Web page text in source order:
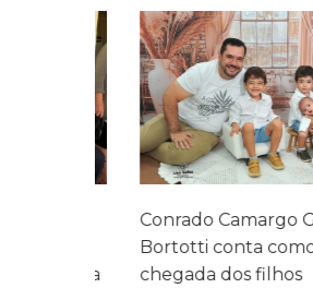
Conrado Camargo Garcia
Bortotti conta como a
chegada dos filhos